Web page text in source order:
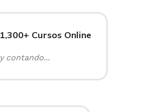
1,300+ Cursos Online
y contando...